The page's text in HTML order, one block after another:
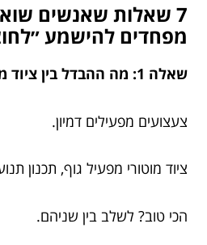
7 שאלות שאנשים
מפחדים להישמע
שאלה 1: מה ההבדל בין ציוד מוטורי ל״צעצועים״?
צעצועים מפעילים דמיון.
ציוד מוטורי מפעיל גוף, תכנון
הכי טוב? לשלב בין שניהם.